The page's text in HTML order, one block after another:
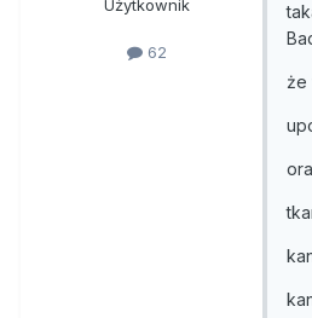
Użytkownik
62
że